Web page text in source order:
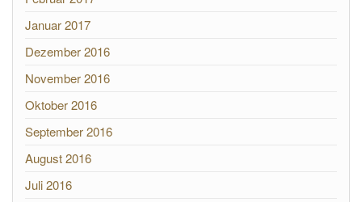
Januar 2017
Dezember 2016
November 2016
Oktober 2016
September 2016
August 2016
Juli 2016